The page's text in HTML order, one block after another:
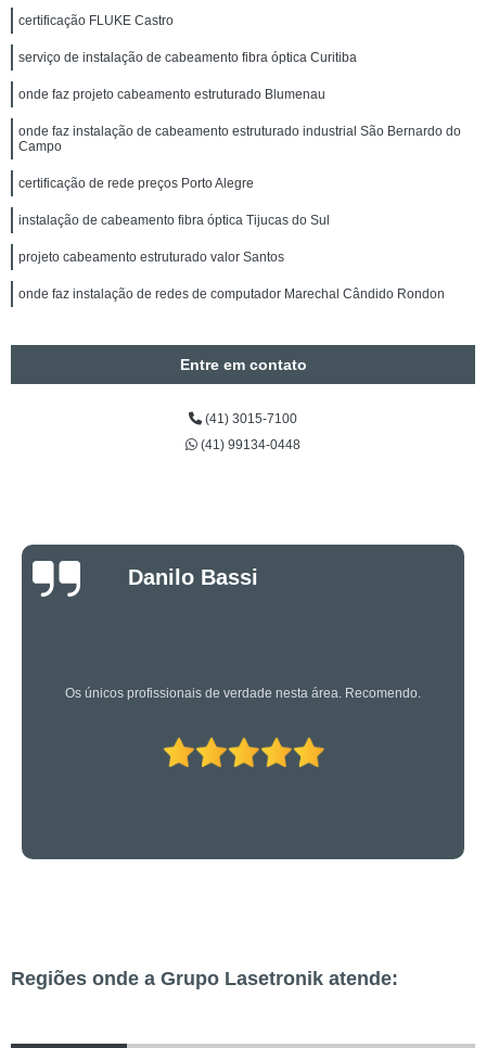
certificação FLUKE Castro
serviço de instalação de cabeamento fibra óptica Curitiba
onde faz projeto cabeamento estruturado Blumenau
onde faz instalação de cabeamento estruturado industrial São Bernardo do
Campo
certificação de rede preços Porto Alegre
instalação de cabeamento fibra óptica Tijucas do Sul
projeto cabeamento estruturado valor Santos
onde faz instalação de redes de computador Marechal Cândido Rondon
Entre em contato
(41) 3015-7100
(41) 99134-0448
Luciano Rueda
Oliveira
Os caras são bons mesmo! Profissionais de primeira!
Regiões onde a Grupo Lasetronik atende: